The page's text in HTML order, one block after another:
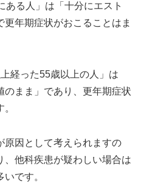
ある人」は「十分にエスト
年期症状がおこることはま
経った55歳以上の人」は
のまま」であり、更年期症状
原因として考えられますの
、他科疾患が疑わしい場合は
です。